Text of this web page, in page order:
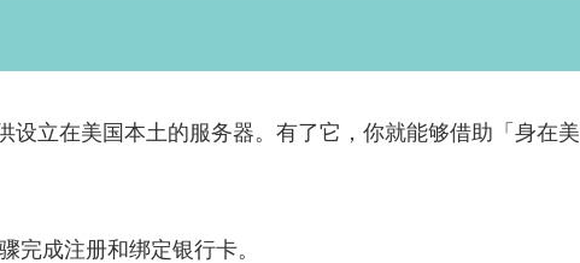
设立在美国本土的服务器。有了它，你就能够借助「身在美
完成注册和绑定银行卡。